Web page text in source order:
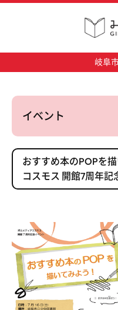
岐阜
イベント
おすすめ本のPOPを
コスモス 開館7周年記